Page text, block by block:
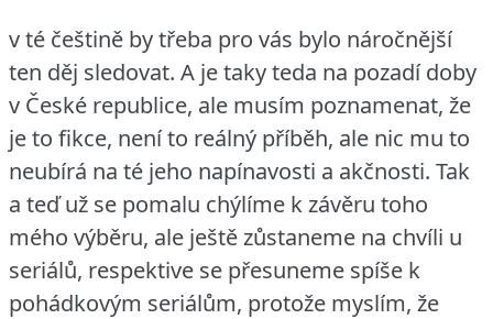
v té češtině by třeba pro vás bylo náročnější
ten děj sledovat. A je taky teda na pozadí doby
v České republice, ale musím poznamenat, že
je to fikce, není to reálný příběh, ale nic mu to
neubírá na té jeho napínavosti a akčnosti. Tak
a teď už se pomalu chýlíme k závěru toho
mého výběru, ale ještě zůstaneme na chvíli u
seriálů, respektive se přesuneme spíše k
pohádkovým seriálům, protože myslím, že